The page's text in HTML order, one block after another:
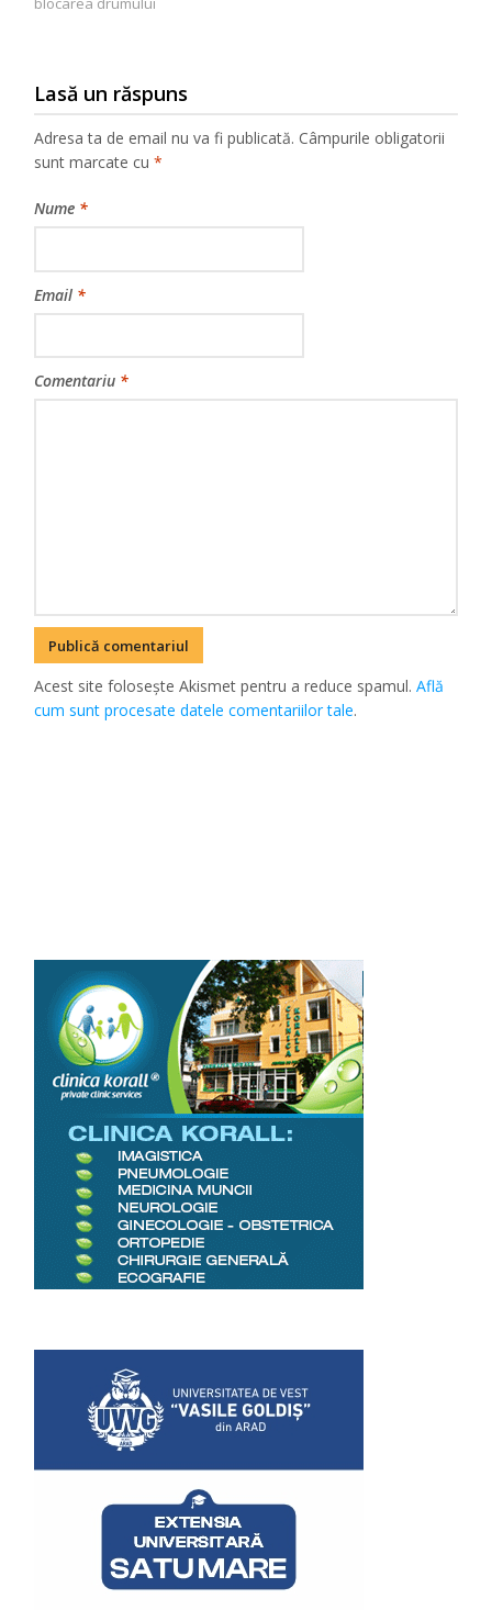
Lasă un răspuns
Adresa ta de email nu va fi publicată. Câmpurile obligatorii
sunt marcate cu*
Nume *
Email *
Comentariu *
Acest site folosește Akismet pentru a reduce spamul.Află
cum sunt procesate datele comentariilor tale.